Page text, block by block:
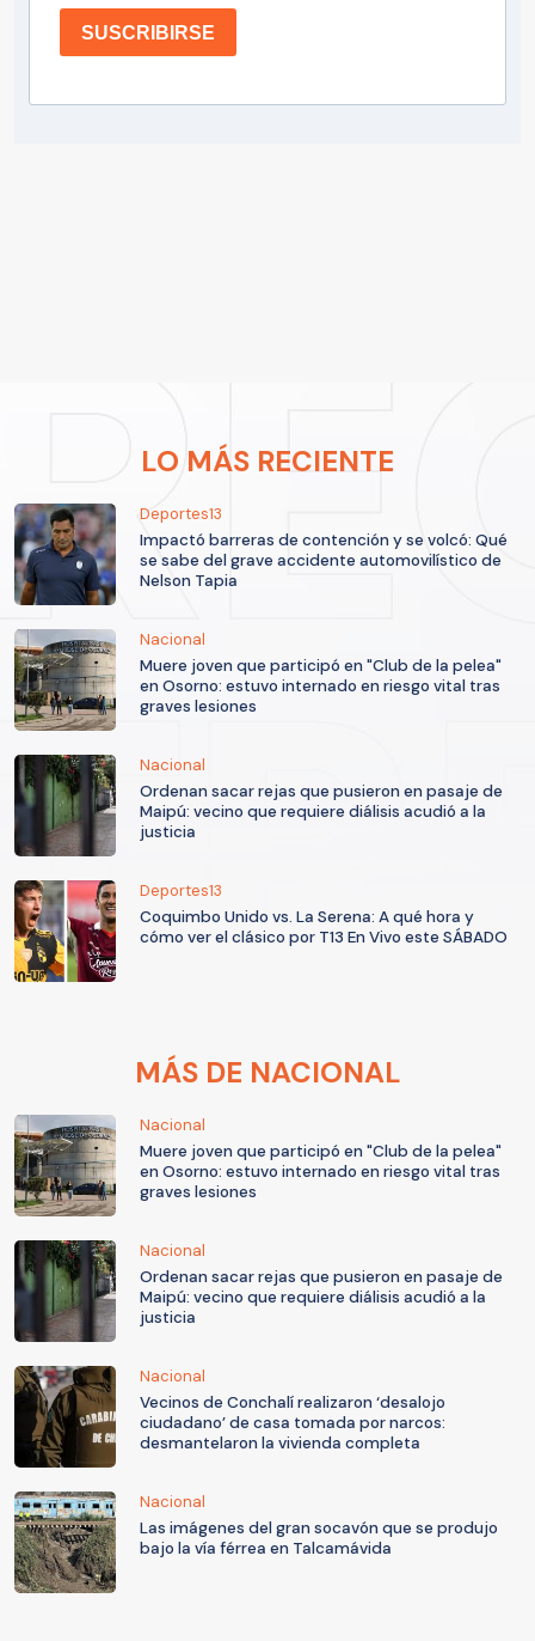
SUSCRIBIRSE
LO MÁS RECIENTE
Deportes13
Impactó barreras de contención y se volcó: Qué
se sabe del grave accidente automovilístico de
Nelson Tapia
Nacional
Muere joven que participó en "Club de la pelea"
en Osorno: estuvo internado en riesgo vital tras
graves lesiones
Nacional
Ordenan sacar rejas que pusieron en pasaje de
Maipú: vecino que requiere diálisis acudió a la
justicia
Deportes13
Coquimbo Unido vs. La Serena: A qué hora y
cómo ver el clásico por T13 En Vivo este SÁBADO
MÁS DE NACIONAL
Nacional
Muere joven que participó en "Club de la pelea"
en Osorno: estuvo internado en riesgo vital tras
graves lesiones
Nacional
Ordenan sacar rejas que pusieron en pasaje de
Maipú: vecino que requiere diálisis acudió a la
justicia
Nacional
Vecinos de Conchalí realizaron ‘desalojo
ciudadano’ de casa tomada por narcos:
desmantelaron la vivienda completa
Nacional
Las imágenes del gran socavón que se produjo
bajo la vía férrea en Talcamávida